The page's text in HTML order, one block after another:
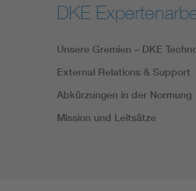
DKE
Unsere Gremien – DKE
External Relations & Support
Abkürzungen in der Normung
Mission und Leitsätze